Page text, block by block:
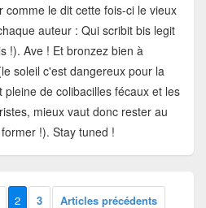
comme le dit cette fois-ci le vieux
auteur : Qui scribit bis legit
!). Ave ! Et bronzez bien à
soleil c'est dangereux pour la
de colibacilles fécaux et les
mieux vaut donc rester au
!). Stay tuned !
2 3 Articles précédents